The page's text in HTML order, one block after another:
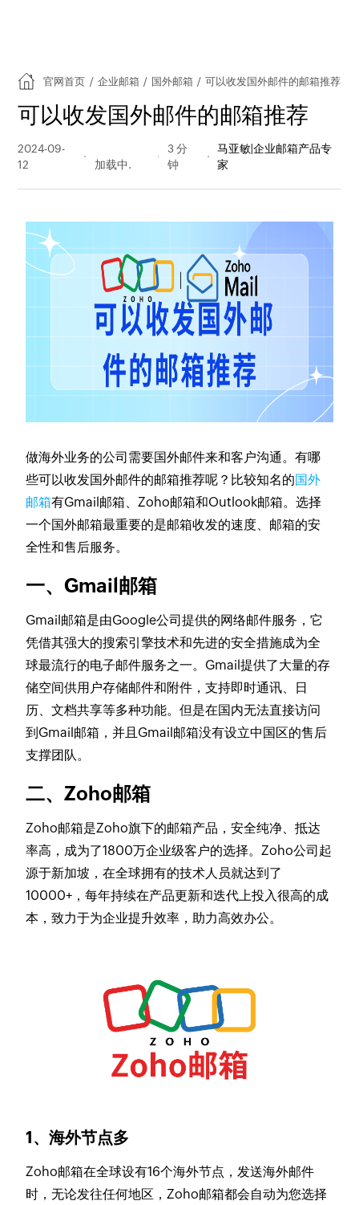
官网首页 / 企业邮箱 / 国外邮箱 / 可以收发国外邮件的邮箱推荐
可以收发国外邮件的邮箱推荐
2024-09-
12
量
3 分
钟
马亚敏|企业邮箱产品专
家
做海外业务的公司需要国外邮件来和客户沟通。有哪
些可以收发国外邮件的邮箱推荐呢？比较知名的国外
邮箱有Gmail邮箱、Zoho邮箱和Outlook邮箱。选择
一个国外邮箱最重要的是邮箱收发的速度、邮箱的安
全性和售后服务。
一、Gmail邮箱
Gmail邮箱是由Google公司提供的网络邮件服务，它
凭借其强大的搜索引擎技术和先进的安全措施成为全
球最流行的电子邮件服务之一。Gmail提供了大量的存
储空间供用户存储邮件和附件，支持即时通讯、日
历、文档共享等多种功能。但是在国内无法直接访问
到Gmail邮箱，并且Gmail邮箱没有设立中国区的售后
支撑团队。
二、Zoho邮箱
Zoho邮箱是Zoho旗下的邮箱产品，安全纯净、抵达
率高，成为了1800万企业级客户的选择。Zoho公司起
源于新加坡，在全球拥有的技术人员就达到了
10000+，每年持续在产品更新和迭代上投入很高的成
本，致力于为企业提升效率，助力高效办公。
1、海外节点多
Zoho邮箱在全球设有16个海外节点，发送海外邮件
时，无论发往任何地区，Zoho邮箱都会自动为您选择